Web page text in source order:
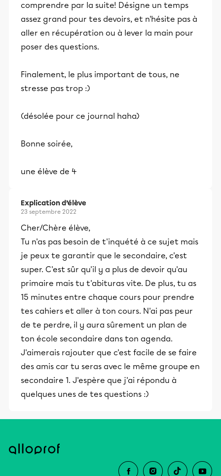
comprendre par la suite! Désigne un temps
assez grand pour tes devoirs, et n'hésite pas à
aller en récupération ou à lever la main pour
poser des questions.
Finalement, le plus important de tous, ne
stresse pas trop :)
(désolée pour ce journal haha)
Bonne soirée,
une élève de 4
Explication d’élève
23 septembre 2022
Cher/Chère élève,
Tu n'as pas besoin de t'inquété à ce sujet mais
je peux te garantir que le secondaire, c'est
super. C'est sûr qu'il y a plus de devoir qu'au
primaire mais tu t'abituras vite. De plus, tu as
15 minutes entre chaque cours pour prendre
tes cahiers et aller à ton cours. N'ai pas peur
de te perdre, il y aura sûrement un plan de
ton école secondaire dans ton agenda.
J'aimerais rajouter que c'est facile de se faire
des amis car tu seras avec le même groupe en
secondaire 1. J'espère que j'ai répondu à
quelques unes de tes questions :)